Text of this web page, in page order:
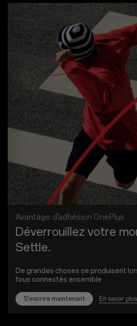
Avantage d'adhésion OnePlus
Déverrouillez votre
Settle.
De grandes choses se produisent
tous connectés ensemble
S'inscrire maintenant En savoir plus